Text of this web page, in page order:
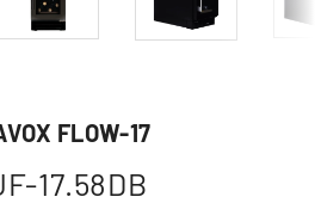
FLOW-17
17.58DB